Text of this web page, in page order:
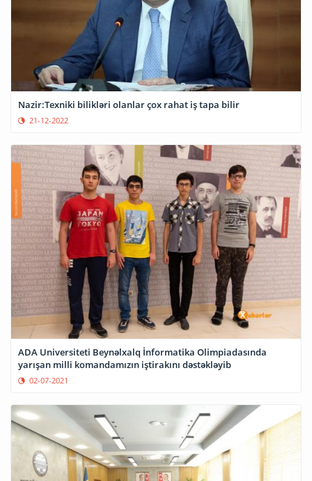
Nazir:Texniki bilikləri olanlar çox rahat iş tapa bilir
21-12-2022
ADA Universiteti Beynəlxalq İnformatika Olimpiadasında
yarışan milli komandamızın iştirakını dəstəkləyib
02-07-2021